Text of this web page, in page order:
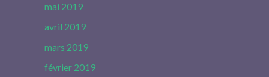
mai 2019
avril 2019
mars 2019
février 2019